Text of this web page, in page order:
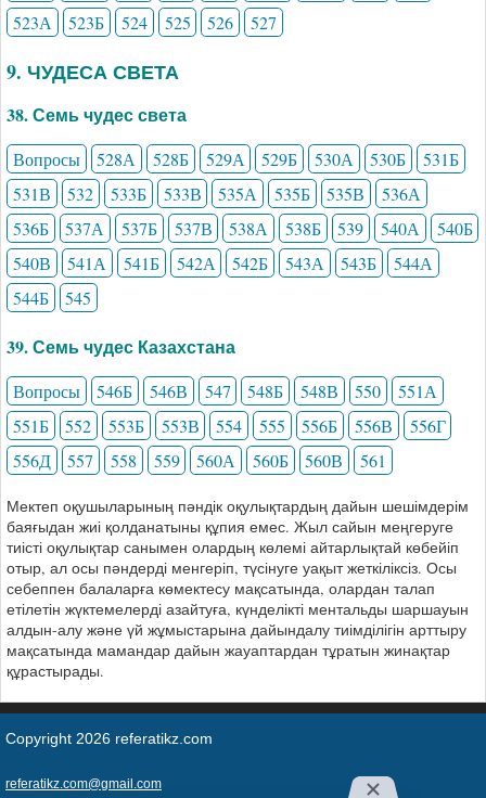
523А
523Б 524 525 526 527
9. ЧУДЕСА СВЕТА
38. Семь чудес света
Вопросы 528А 528Б 529А 529Б 530А 530Б
531Б
531В
532 533Б 533В 535А 535Б 535В
536А
536Б
537А 537Б 537В 538А 538Б 539 540А
540Б
540В
541А 541Б 542А 542Б 543А 543Б
544А
544Б
545
39. Семь чудес Казахстана
Вопросы 546Б 546В 547 548Б 548В 550
551А
551Б
552 553Б 553В 554 555 556Б 556В
556Г
556Д
557 558 559 560А 560Б 560В 561
Мектеп оқушыларының пәндік оқулықтардың дайын шешімдерім
баяғыдан жиі қолданатыны құпия емес. Жыл сайын меңгеруге
тиісті оқулықтар санымен олардың көлемі айтарлықтай көбейіп
отыр, ал осы пәндерді менгеріп, түсінуге уақыт жеткіліксіз. Осы
себеппен балаларға көмектесу мақсатында, олардан талап
етілетін жүктемелерді азайтуға, күнделікті ментальды шаршауын
алдын-алу және үй жұмыстарына дайындалу тиімділігін арттыру
мақсатында мамандар дайын жауаптардан тұратын жинақтар
құрастырады.
Copyright 2026 referatikz.com
referatikz.com@gmail.com